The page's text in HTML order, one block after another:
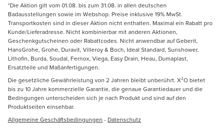
*Die Aktion gilt vom 01.08. bis zum 31.08. in allen deutschen
Badausstellungen sowie im Webshop. Preise inklusive 19% MwSt.
Transportkosten sind in dieser Aktion nicht enthalten. Maximal ein Rabatt pro
Kunde/Lieferadresse. Nicht kombinierbar mit anderen Aktionen,
Geschenkgutscheinen oder Rabattcodes. Nicht anwendbar auf Geberit,
HansGrohe, Grohe, Duravit, Villeroy & Boch, Ideal Standard, Sunshower,
Lithofin, Burda, Soudal, Fernox, Viega, Easy Drain, Heau, Dumaplast,
Ersatzteile und Maßanfertigungen.
Die gesetzliche Gewährleistung von 2 Jahren bleibt unberührt. X²O bietet
bis zu 10 Jahre kommerzielle Garantie, die genaue Garantiedauer und die
Bedingungen unterscheiden sich je nach Produkt und sind auf den
Produktseiten einsehbar.
Allgemeine Geschäftsbedingungen - Datenschutz